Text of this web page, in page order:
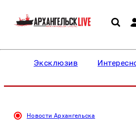
Эксклюзив
Новости Архангельска